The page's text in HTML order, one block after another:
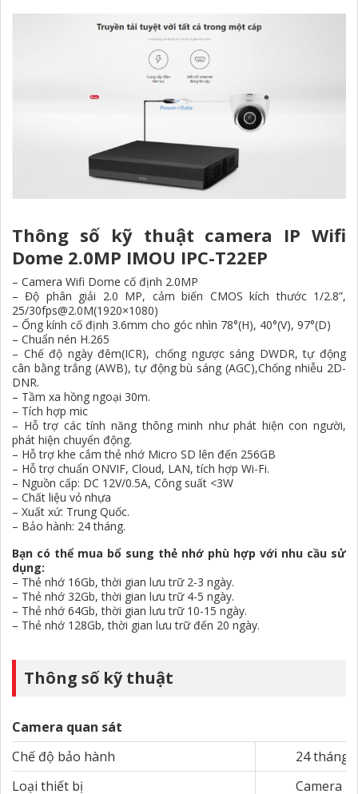
Thông số kỹ thuật camera IP Wifi
Dome 2.0MP IMOU IPC-T22EP
– Camera Wifi Dome cố định 2.0MP
– Độ phân giải 2.0 MP, cảm biến CMOS kích thước 1/2.8”,
25/30fps@2.0M(1920×1080)
– Ống kính cố định 3.6mm cho góc nhìn 78°(H), 40°(V), 97°(D)
– Chuẩn nén H.265
– Chế độ ngày đêm(ICR), chống ngược sáng DWDR, tự động
cân bằng trắng (AWB), tự động bù sáng (AGC),Chống nhiễu 2D-
DNR.
– Tầm xa hồng ngoại 30m.
– Tích hợp mic
– Hỗ trợ các tính năng thông minh như phát hiện con người,
phát hiện chuyển động.
– Hỗ trợ khe cắm thẻ nhớ Micro SD lên đến 256GB
– Hỗ trợ chuẩn ONVIF, Cloud, LAN, tích hợp Wi-Fi.
– Nguồn cấp: DC 12V/0.5A, Công suất <3W
– Chất liệu vỏ nhựa
– Xuất xứ: Trung Quốc.
– Bảo hành: 24 tháng.
Bạn có thể mua bổ sung thẻ nhớ phù hợp với nhu cầu sử
dụng:
– Thẻ nhớ 16Gb, thời gian lưu trữ 2-3 ngày.
– Thẻ nhớ 32Gb, thời gian lưu trữ 4-5 ngày.
– Thẻ nhớ 64Gb, thời gian lưu trữ 10-15 ngày.
– Thẻ nhớ 128Gb, thời gian lưu trữ đến 20 ngày.
Thông số kỹ thuật
Camera quan sát
Chế độ bảo hành
24 tháng
Loại thiết bị
Camera